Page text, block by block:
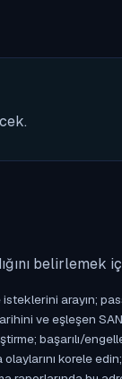
arayın;
ve eşleşen
başarılı/
korele